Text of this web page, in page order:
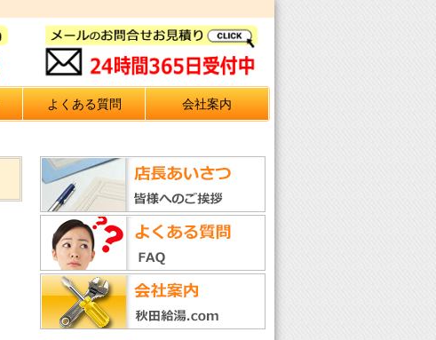
よくある質問 会社案内